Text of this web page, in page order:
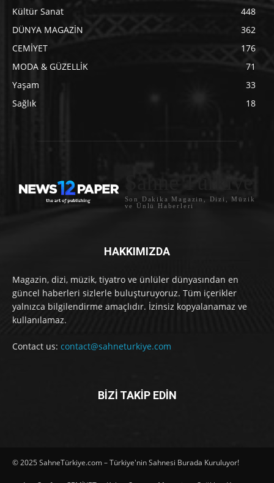
Kültür Sanat
448
DÜNYA MAGAZİN
362
CEMİYET
176
MODA & GÜZELLİK
71
Yaşam
33
Sağlık
18
Sahne Türkiye
Son Dakika Magazin, Dizi, Müzik
ve Ünlü Haberleri
HAKKIMIZDA
Magazin, dizi, müzik, tiyatro ve ünlüler dünyasından en
güncel haberleri sizlerle buluşturuyoruz. Tüm içerikler
yalnızca bilgilendirme amaçlıdır. İzinsiz kopyalanamaz ve
kullanılamaz.
Contact us: contact@sahneturkiye.com
BİZİ TAKİP EDİN
© 2025 SahneTürkiye.com – Türkiye'nin Sahnesi Burada Kuruluyor!